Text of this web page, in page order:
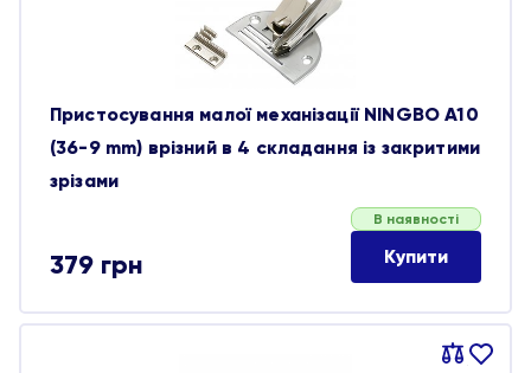
Пристосування малої механізації NINGBO A10
(36-9 mm) врізний в 4 складання із закритими
зрізами
379 грн
В наявності
Купити
Порівняти
В